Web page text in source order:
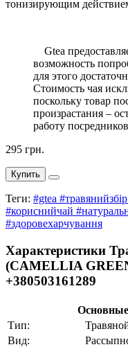
тонизирующим
Gtea
возможность
для этого
Стоимость чая
поскольку товар
произрастания –
работу
295 грн.
Купить
Теги: #gtea
#кориснийчай
#здоровехарчування
Характеристики
(CAMELLIA
+380503161289
Тип:
Вид: